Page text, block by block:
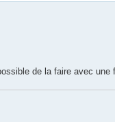
de la faire avec une